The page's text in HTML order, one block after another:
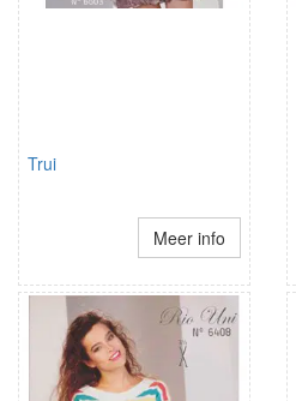
Trui
Meer info